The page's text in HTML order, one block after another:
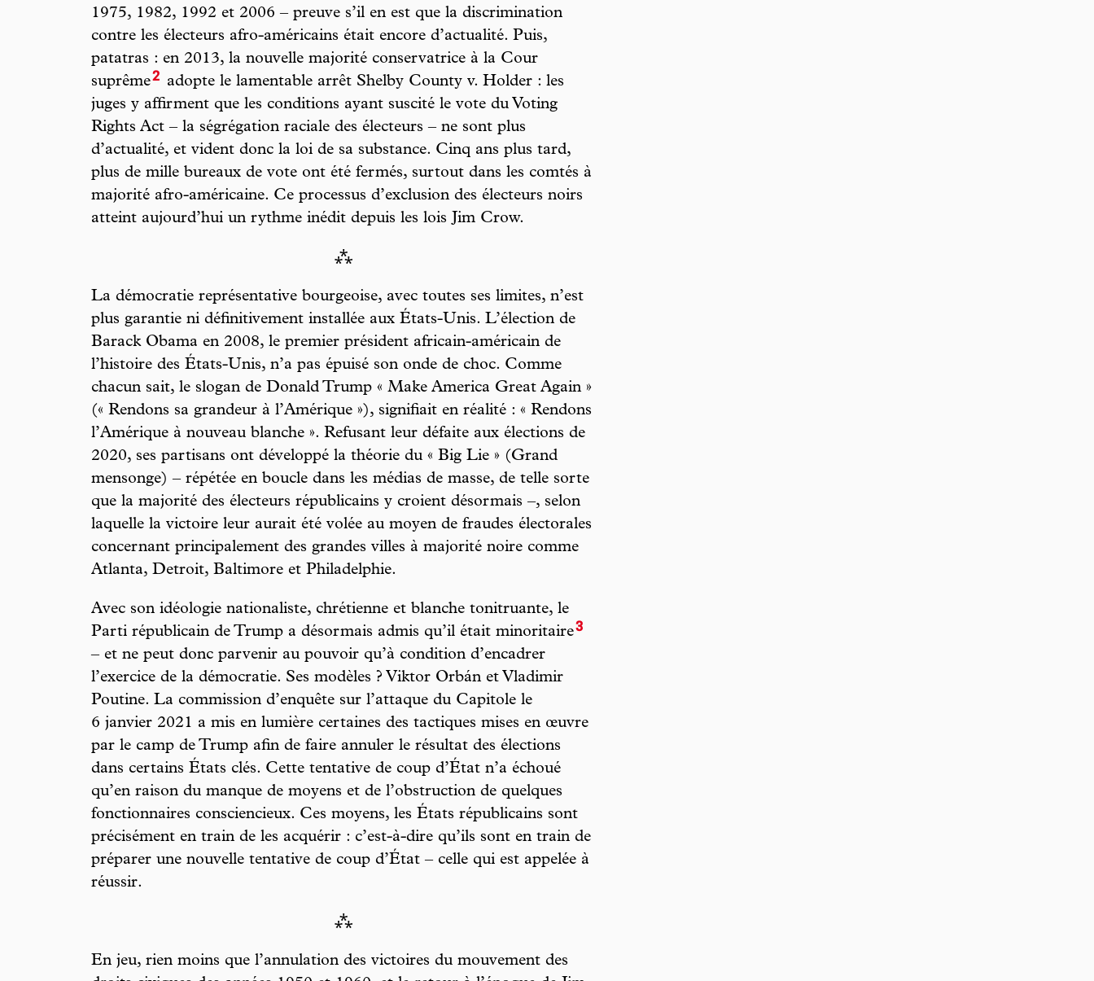
1975, 1982, 1992 et 2006 – preuve s’il en est que la discrimination
contre les électeurs afro-américains était encore d’actualité. Puis,
patatras : en 2013, la nouvelle majorité conservatrice à la Cour
suprême2
adopte le lamentable arrêt Shelby County v. Holder : les
juges y affirment que les conditions ayant suscité le vote du Voting
Rights Act – la ségrégation raciale des électeurs – ne sont plus
d’actualité, et vident donc la loi de sa substance. Cinq ans plus tard,
plus de mille bureaux de vote ont été fermés, surtout dans les comtés à
majorité afro-américaine. Ce processus d’exclusion des électeurs noirs
atteint aujourd’hui un rythme inédit depuis les lois Jim Crow.
⁂
La démocratie représentative bourgeoise, avec toutes ses limites, n’est
plus garantie ni définitivement installée aux États-Unis. L’élection de
Barack Obama en 2008, le premier président africain-américain de
l’histoire des États-Unis, n’a pas épuisé son onde de choc. Comme
chacun sait, le slogan de Donald Trump « Make America Great Again »
(« Rendons sa grandeur à l’Amérique »), signifiait en réalité : « Rendons
l’Amérique à nouveau blanche ». Refusant leur défaite aux élections de
2020, ses partisans ont développé la théorie du « Big Lie » (Grand
mensonge) – répétée en boucle dans les médias de masse, de telle sorte
que la majorité des électeurs républicains y croient désormais –, selon
laquelle la victoire leur aurait été volée au moyen de fraudes électorales
concernant principalement des grandes villes à majorité noire comme
Atlanta, Detroit, Baltimore et Philadelphie.
Avec son idéologie nationaliste, chrétienne et blanche tonitruante, le
Parti républicain de Trump a désormais admis qu’il était minoritaire3
– et ne peut donc parvenir au pouvoir qu’à condition d’encadrer
l’exercice de la démocratie. Ses modèles ? Viktor Orbán et Vladimir
Poutine. La commission d’enquête sur l’attaque du Capitole le
6 janvier 2021 a mis en lumière certaines des tactiques mises en œuvre
par le camp de Trump afin de faire annuler le résultat des élections
dans certains États clés. Cette tentative de coup d’État n’a échoué
qu’en raison du manque de moyens et de l’obstruction de quelques
fonctionnaires consciencieux. Ces moyens, les États républicains sont
précisément en train de les acquérir : c’est-à-dire qu’ils sont en train de
préparer une nouvelle tentative de coup d’État – celle qui est appelée à
réussir.
⁂
En jeu, rien moins que l’annulation des victoires du mouvement des